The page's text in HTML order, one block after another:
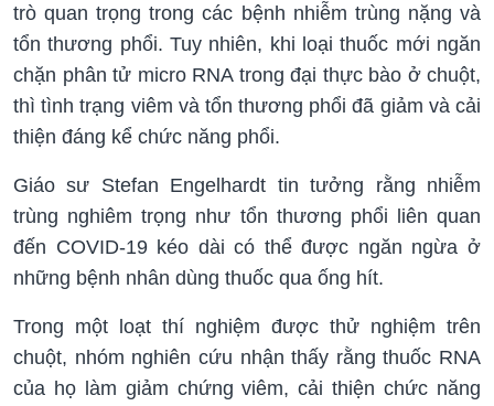
trò quan trọng trong các bệnh nhiễm trùng nặng và
tổn thương phổi. Tuy nhiên, khi loại thuốc mới ngăn
chặn phân tử micro RNA trong đại thực bào ở chuột,
thì tình trạng viêm và tổn thương phổi đã giảm và cải
thiện đáng kể chức năng phổi.
Giáo sư Stefan Engelhardt tin tưởng rằng nhiễm
trùng nghiêm trọng như tổn thương phổi liên quan
đến COVID-19 kéo dài có thể được ngăn ngừa ở
những bệnh nhân dùng thuốc qua ống hít.
Trong một loạt thí nghiệm được thử nghiệm trên
chuột, nhóm nghiên cứu nhận thấy rằng thuốc RNA
của họ làm giảm chứng viêm, cải thiện chức năng